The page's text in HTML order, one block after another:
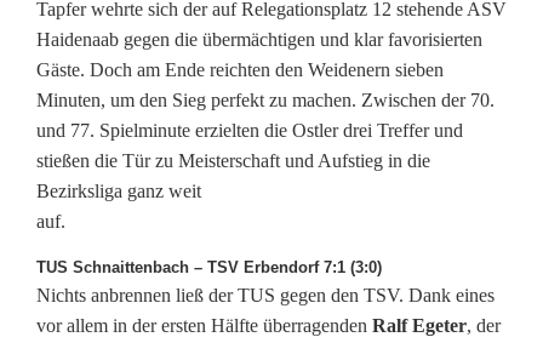
F
C
W
e
i
d
e
Tapfer wehrte sich der auf Relegationsplatz 12 stehende ASV
Haidenaab gegen die übermächtigen und klar favorisierten
Gäste. Doch am Ende reichten den Weidenern sieben
Minuten, um den Sieg perfekt zu machen. Zwischen der 70.
und 77. Spielminute erzielten die Ostler drei Treffer und
stießen die Tür zu Meisterschaft und Aufstieg in die
Bezirksliga ganz weit
auf.
TUS Schnaittenbach – TSV Erbendorf 7:1 (3:0)
Nichts anbrennen ließ der TUS gegen den TSV. Dank eines
vor allem in der ersten Hälfte überragenden Ralf Egeter, der